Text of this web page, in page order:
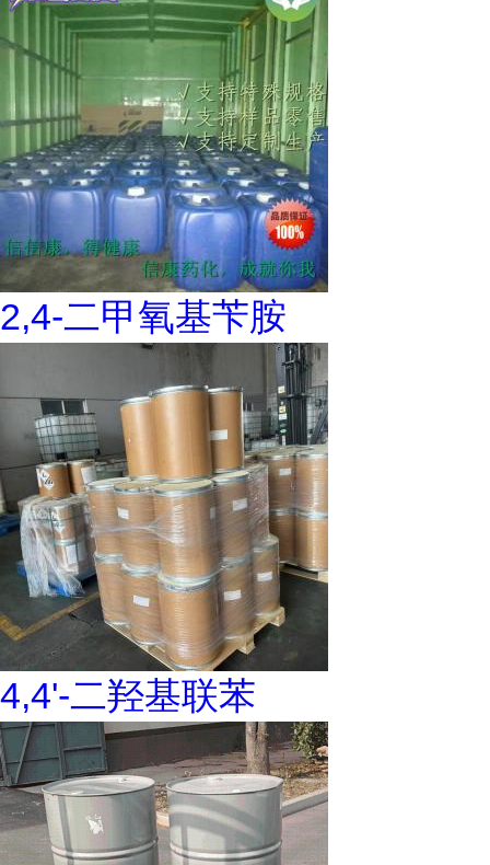
2,4-二甲氧基苄胺
4,4'-二羟基联苯